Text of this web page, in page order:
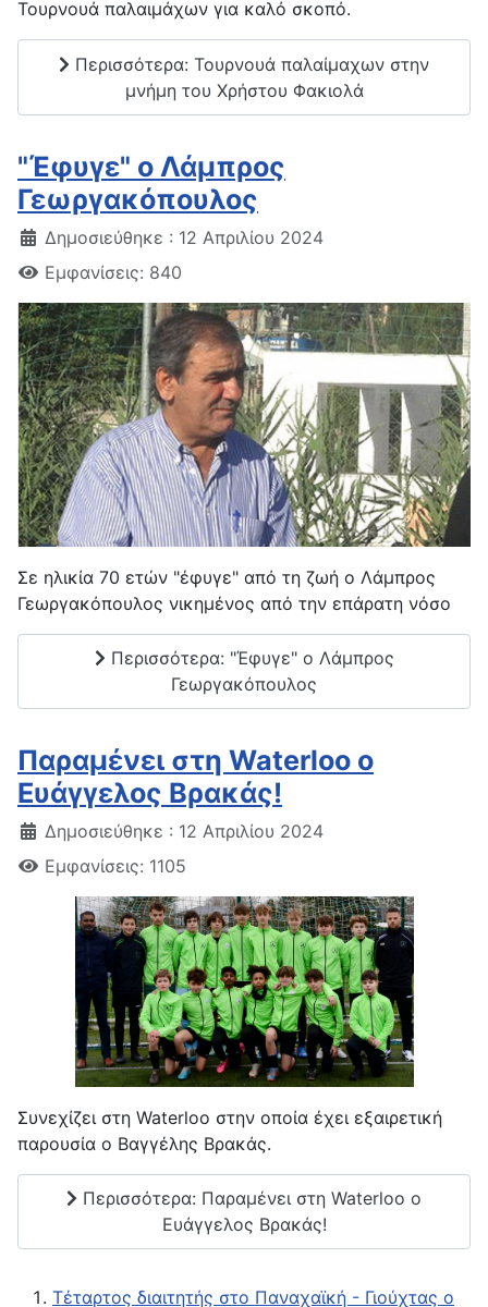
Τουρνουά παλαιμάχων για καλό σκοπό.
Περισσότερα: Τουρνουά παλαίμαχων στην
μνήμη του Χρήστου Φακιολά
"Έφυγε" ο Λάμπρος
Γεωργακόπουλος
Δημοσιεύθηκε : 12 Απριλίου 2024
Εμφανίσεις: 840
Σε ηλικία 70 ετών "έφυγε" από τη ζωή ο Λάμπρος
Γεωργακόπουλος νικημένος από την επάρατη νόσο
Περισσότερα: "Έφυγε" ο Λάμπρος
Γεωργακόπουλος
Παραμένει στη Waterloo ο
Ευάγγελος Βρακάς!
Δημοσιεύθηκε : 12 Απριλίου 2024
Εμφανίσεις: 1105
Συνεχίζει στη Waterloo στην οποία έχει εξαιρετική
παρουσία ο Βαγγέλης Βρακάς.
Περισσότερα: Παραμένει στη Waterloo ο
Ευάγγελος Βρακάς!
Τέταρτος διαιτητής στο Παναχαϊκή - Γιούχτας ο